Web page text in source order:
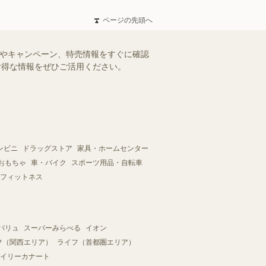
ページの先頭へ
キャンペーン、特売情報をすぐに確認
な情報をぜひご活用ください。
ビニ ドラッグストア
家具・ホームセンター
もちゃ
車・バイク
スポーツ用品・自転車
ィットネス
リュ スーパーみらべる
イオン
関西エリア）
ライフ（首都圏エリア）
リーカナート